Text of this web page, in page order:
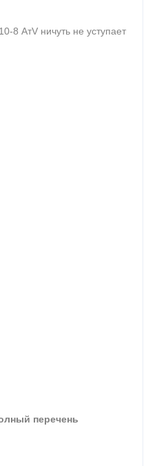
8 АтV ничуть не уступает
перечень